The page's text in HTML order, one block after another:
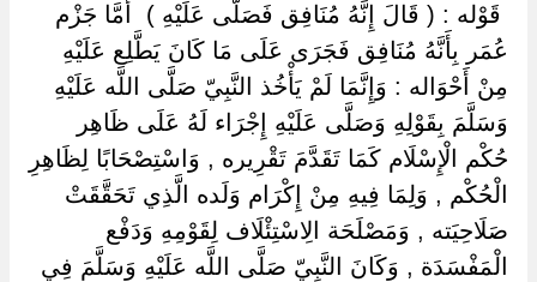
‏ ‏قَوْله : ( قَالَ إِنَّهُ مُنَافِق فَصَلَّى عَلَيْهِ ) ‏ ‏أَمَّا جَزْم
عُمَر بِأَنَّهُ مُنَافِق فَجَرَى عَلَى مَا كَانَ يَطَّلِع عَلَيْهِ
مِنْ أَحْوَاله : وَإِنَّمَا لَمْ يَأْخُذ النَّبِيّ صَلَّى اللَّه عَلَيْهِ
وَسَلَّمَ بِقَوْلِهِ وَصَلَّى عَلَيْهِ إِجْرَاء لَهُ عَلَى ظَاهِر
حُكْم الْإِسْلَام كَمَا تَقَدَّمَ تَقْرِيره , وَاسْتِصْحَابًا لِظَاهِرِ
الْحُكْم , وَلِمَا فِيهِ مِنْ إِكْرَام وَلَده الَّذِي تَحَقَّقَتْ
صَلَاحِيَته , وَمَصْلَحَة الِاسْتِئْلَاف لِقَوْمِهِ وَدَفْع
الْمَفْسَدَة , وَكَانَ النَّبِيّ صَلَّى اللَّه عَلَيْهِ وَسَلَّمَ فِي